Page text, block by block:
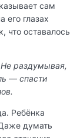
сам
его глазах
что оставалось
Не раздумывая,
— спасти
Ребёнка
думать